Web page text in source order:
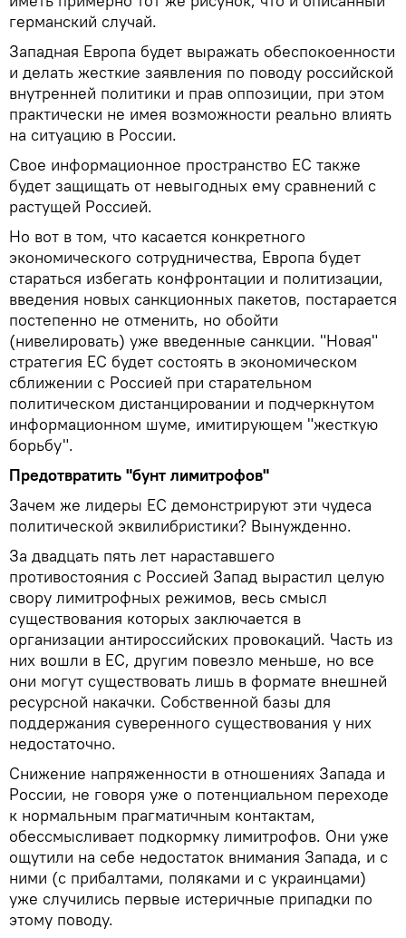
германский случай.
Западная Европа будет выражать обеспокоенности
и делать жесткие заявления по поводу российской
внутренней политики и прав оппозиции, при этом
практически не имея возможности реально влиять
на ситуацию в России.
Свое информационное пространство ЕС также
будет защищать от невыгодных ему сравнений с
растущей Россией.
Но вот в том, что касается конкретного
экономического сотрудничества, Европа будет
стараться избегать конфронтации и политизации,
введения новых санкционных пакетов, постарается
постепенно не отменить, но обойти
(нивелировать) уже введенные санкции. "Новая"
стратегия ЕС будет состоять в экономическом
сближении с Россией при старательном
политическом дистанцировании и подчеркнутом
информационном шуме, имитирующем "жесткую
борьбу".
Предотвратить "бунт лимитрофов"
Зачем же лидеры ЕС демонстрируют эти чудеса
политической эквилибристики? Вынужденно.
За двадцать пять лет нараставшего
противостояния с Россией Запад вырастил целую
свору лимитрофных режимов, весь смысл
существования которых заключается в
организации антироссийских провокаций. Часть из
них вошли в ЕС, другим повезло меньше, но все
они могут существовать лишь в формате внешней
ресурсной накачки. Собственной базы для
поддержания суверенного существования у них
недостаточно.
Снижение напряженности в отношениях Запада и
России, не говоря уже о потенциальном переходе
к нормальным прагматичным контактам,
обессмысливает подкормку лимитрофов. Они уже
ощутили на себе недостаток внимания Запада, и с
ними (с прибалтами, поляками и с украинцами)
уже случились первые истеричные припадки по
этому поводу.